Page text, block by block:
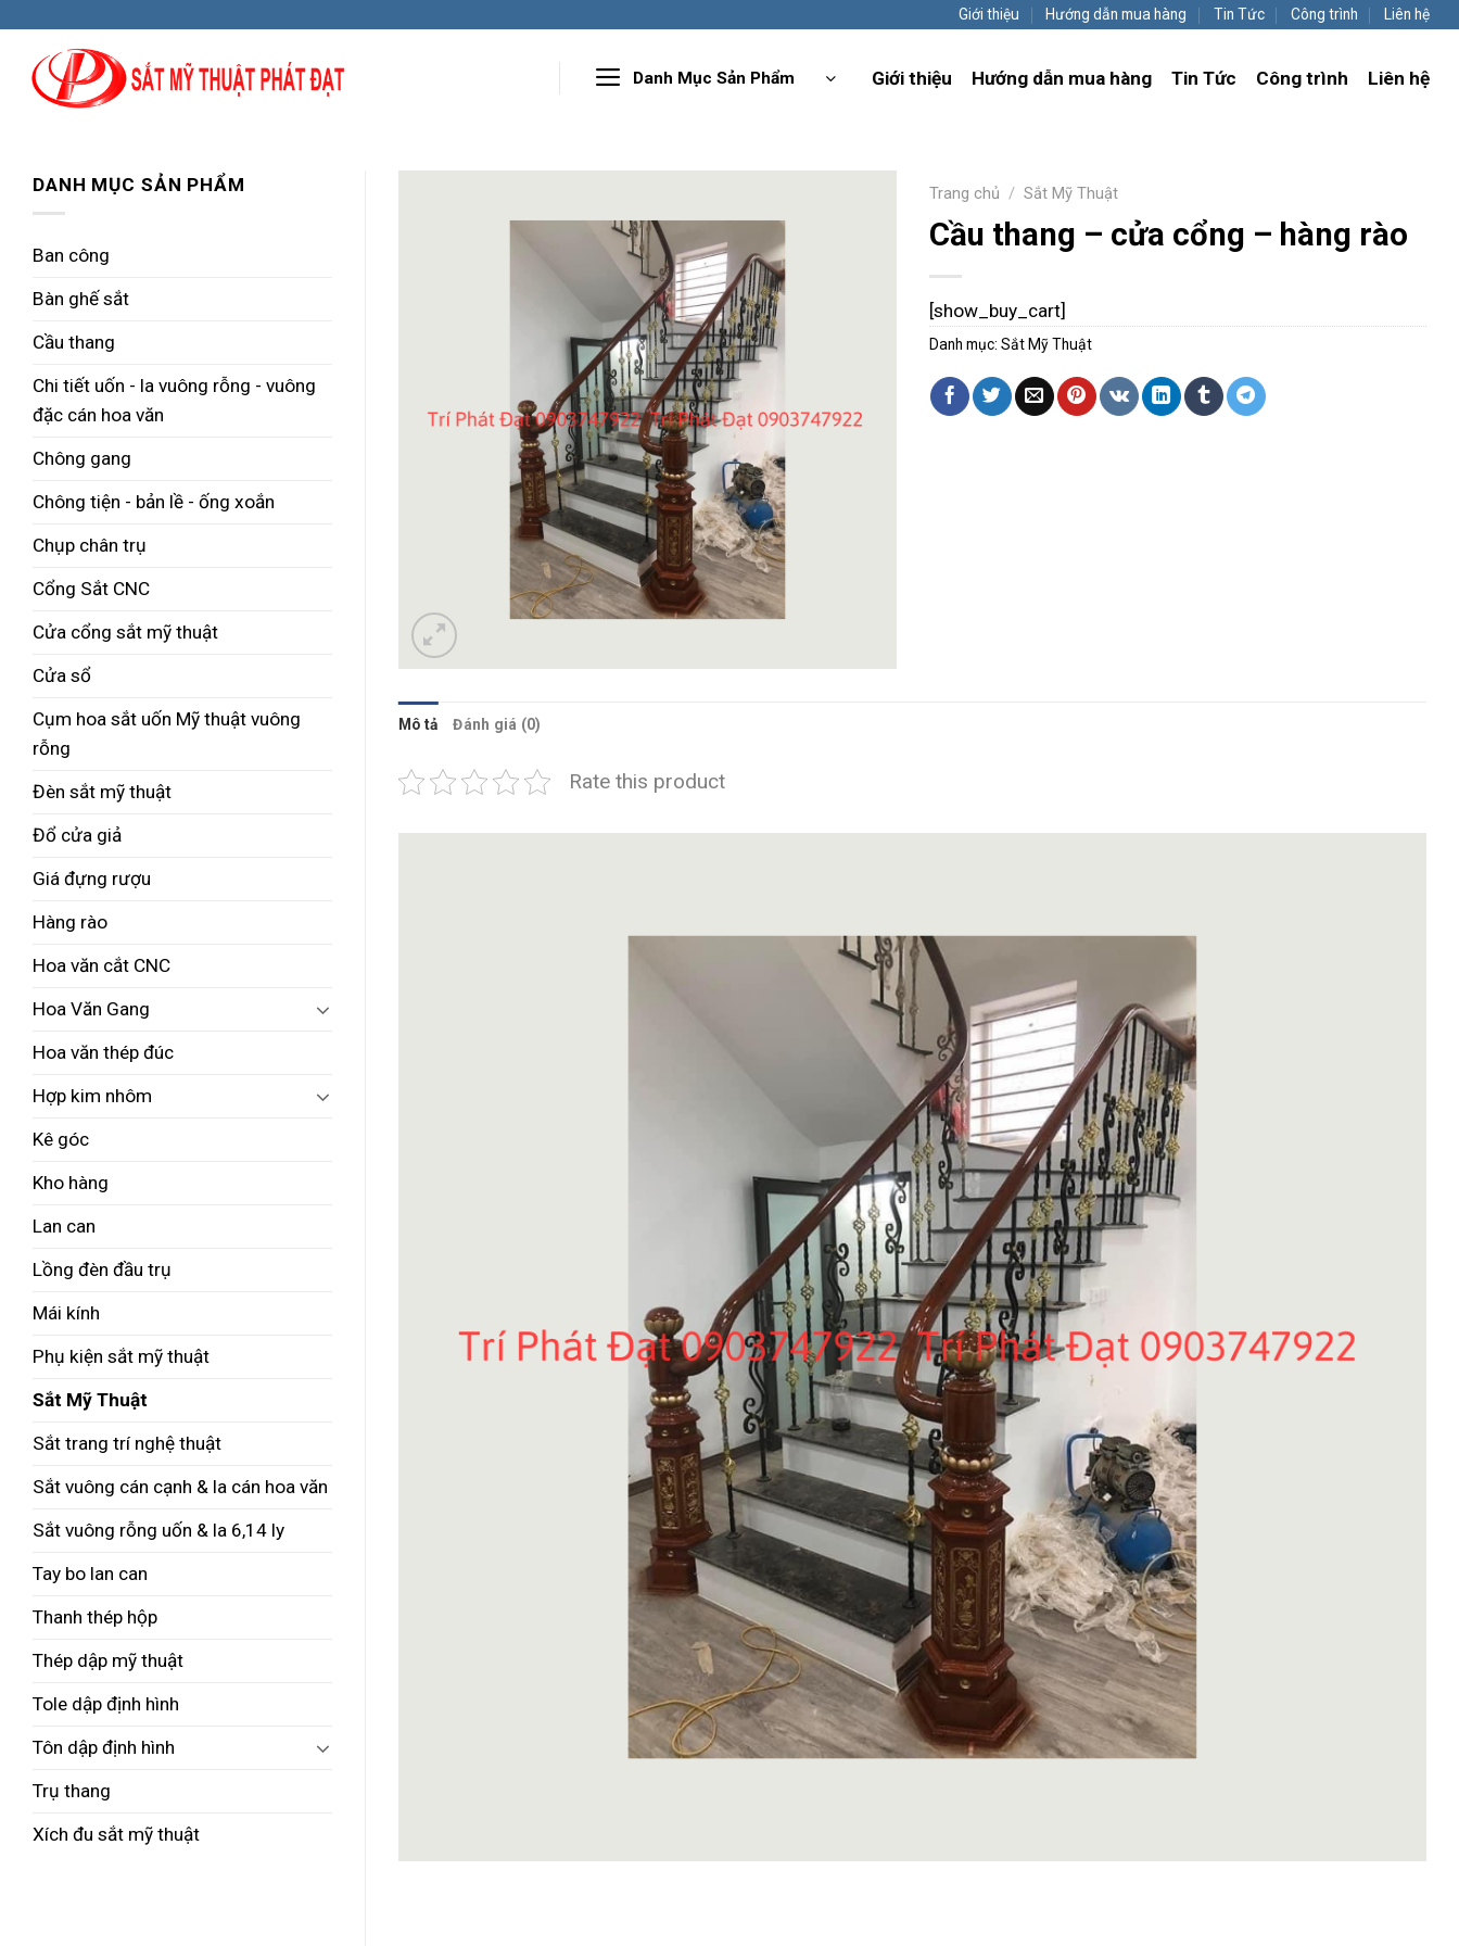
content
Giới thiệu Hướng dẫn mua hàng Tin Tức Công trình Liên hệ
Danh Mục Sản Phẩm Giới thiệu Hướng dẫn mua hàng Tin Tức Công trình Liên hệ
DANH MỤC SẢN PHẨM
Ban công
Bàn ghế sắt
Cầu thang
Chi tiết uốn - la vuông rỗng - vuông
đặc cán hoa văn
Chông gang
Chông tiện - bản lề - ống xoắn
Chụp chân trụ
Cổng Sắt CNC
Cửa cổng sắt mỹ thuật
Cửa sổ
Cụm hoa sắt uốn Mỹ thuật vuông
rỗng
Đèn sắt mỹ thuật
Đổ cửa giả
Giá đựng rượu
Hàng rào
Hoa văn cắt CNC
Hoa Văn Gang
Hoa văn thép đúc
Hợp kim nhôm
Kê góc
Kho hàng
Lan can
Lồng đèn đầu trụ
Mái kính
Phụ kiện sắt mỹ thuật
Sắt Mỹ Thuật
Sắt trang trí nghệ thuật
Sắt vuông cán cạnh & la cán hoa văn
Sắt vuông rỗng uốn & la 6,14 ly
Tay bo lan can
Thanh thép hộp
Thép dập mỹ thuật
Tole dập định hình
Tôn dập định hình
Trụ thang
Xích đu sắt mỹ thuật
Trang chủ / Sắt Mỹ Thuật
Cầu thang – cửa cổng – hàng rào
[show_buy_cart]
Danh mục: Sắt Mỹ Thuật
Mô tả Đánh giá (0)
Rate this product